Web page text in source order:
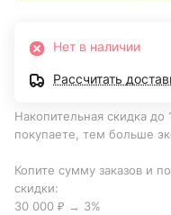
Нет в наличии
Рассчитать
Накопительная скидка
покупаете, тем больше
Копите сумму заказов и
скидки:
30 000 ₽ → 3%